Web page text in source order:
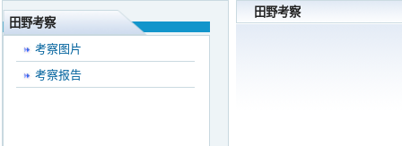
田野考察
考察图片
考察报告
田野考察